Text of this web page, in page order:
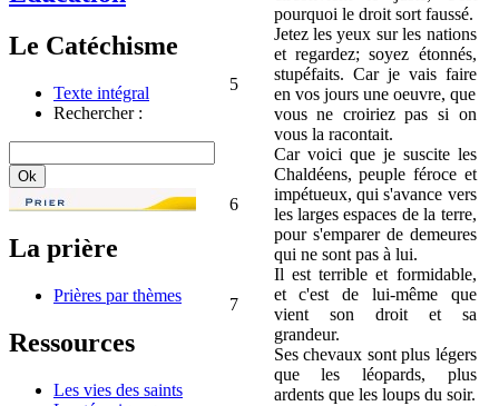
Le Catéchisme
Texte intégral
Rechercher :
La prière
Prières par thèmes
Ressources
Les vies des saints
pourquoi le droit sort faussé.
5
Jetez les yeux sur les nations
et regardez; soyez étonnés,
stupéfaits. Car je vais faire
en vos jours une oeuvre, que
vous ne croiriez pas si on
vous la racontait.
6
Car voici que je suscite les
Chaldéens, peuple féroce et
impétueux, qui s'avance vers
les larges espaces de la terre,
pour s'emparer de demeures
qui ne sont pas à lui.
7
Il est terrible et formidable,
et c'est de lui-même que
vient son droit et sa
grandeur.
Ses chevaux sont plus légers
que les léopards, plus
ardents que les loups du soir.